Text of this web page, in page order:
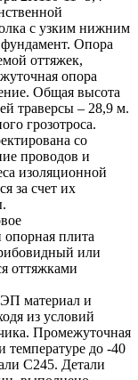
с узким нижним
Опора
оттяжек,
опора
Общая высота
траверсы – 28,9 м.
грозотроса.
со
проводов и
изоляционной
за счет их
плита
или
оттяжками
материал и
из условий
Промежуточная
температуре до -40
С245. Детали